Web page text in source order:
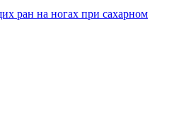
ран на ногах при сахарном